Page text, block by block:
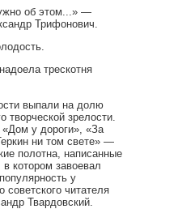
об этом...» —
Трифонович.
трескотня
выпали на долю
творческой зрелости.
у дороги», «За
ни том свете» —
полотна, написанные
котором завоевал
у
советского читателя
Твардовский.